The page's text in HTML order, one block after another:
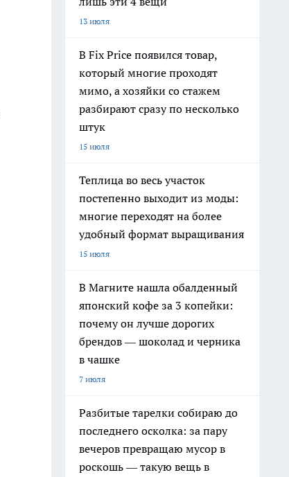
13 июля
В Fix Price появился товар,
который многие проходят
мимо, а хозяйки со стажем
разбирают сразу по несколько
штук
15 июля
Теплица во весь участок
постепенно выходит из моды:
многие переходят на более
удобный формат выращивания
15 июля
В Магните нашла обалденный
японский кофе за 3 копейки:
почему он лучше дорогих
брендов — шоколад и черника
в чашке
7 июля
Разбитые тарелки собираю до
последнего осколка: за пару
вечеров превращаю мусор в
роскошь — такую вещь в